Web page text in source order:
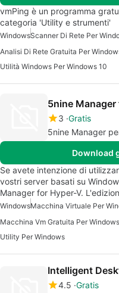
vmPing è un programma
categoria 'Utility e strumenti'
WindowsScanner Di Rete Per
Analisi Di Rete Gratuita Per
Utilità Windows Per Windows 10
5nine
3 Gratis
5nine Manager
Download
Se avete intenzione di
vostri server basati su
Manager for Hyper-V.
WindowsMacchina Virtuale Per
Macchina Vm Gratuita Per Windows
Utility Per Windows
Intelligent
4.5 Gratis